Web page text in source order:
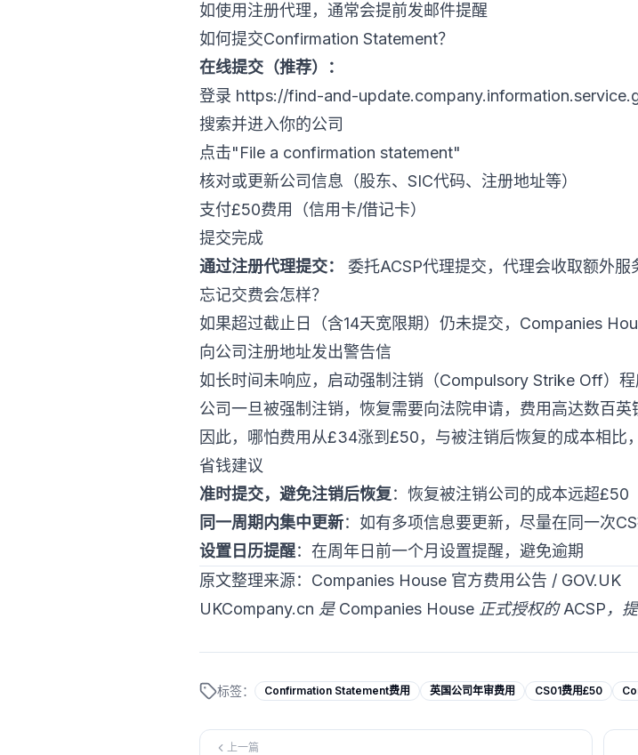
如使用注册代理，通常会提前发邮件提醒
如何提交Confirmation Statement？
在线提交（推荐）：
登录 https://find-and-
搜索并进入你的公司
点击"File a confirmation statement"
核对或更新公司信息（股东、SIC代码、注册地址等）
支付£50费用（信用卡/借记卡）
提交完成
通过注册代理提交：
委托ACSP代理提交，代理会收取额外
忘记交费会怎样？
如果超过截止日（含14天宽限期）仍未提交，Companies
向公司注册地址发出警告信
如长时间未响应，启动强制注销（Compulsory Strike Off）程
公司一旦被强制注销，恢复需要向法院申请，费用高达数百英
因此，哪怕费用从£34涨到£50，与被注销后恢复的成本相比
省钱建议
准时提交，避免注销后恢复：恢复被注销公司的成本远超£50
同一周期内集中更新：如有多项信息要更新，尽量在同一次
设置日历提醒：在周年日前一个月设置提醒，避免逾期
原文整理来源：Companies House 官方费用公告 / GOV.UK
UKCompany.cn 是 Companies House 正式授权的 ACSP，
标签： Confirmation Statement费用 英国公司年审费用 CS01费用£50
上一篇